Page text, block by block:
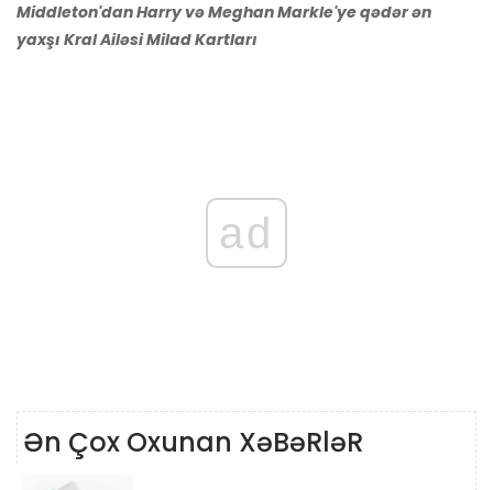
Middleton'dan Harry və Meghan Markle'ye qədər ən
yaxşı Kral Ailəsi Milad Kartları
ad
Ən Çox Oxunan XəBəRləR